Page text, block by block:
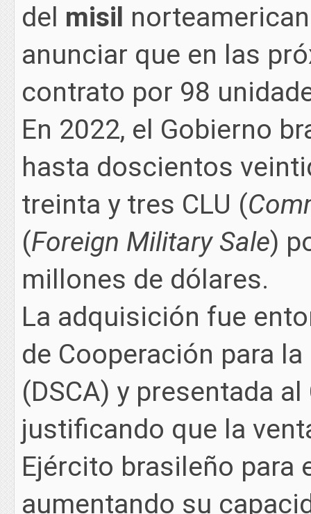
del misil
anunciar que en las
contrato por 98
En 2022, el Gobierno
hasta doscientos
treinta y tres CLU (
(Foreign Military Sale)
millones de dólares.
La adquisición fue
de Cooperación para
(DSCA) y presentada
justificando que la
Ejército brasileño para
aumentando su